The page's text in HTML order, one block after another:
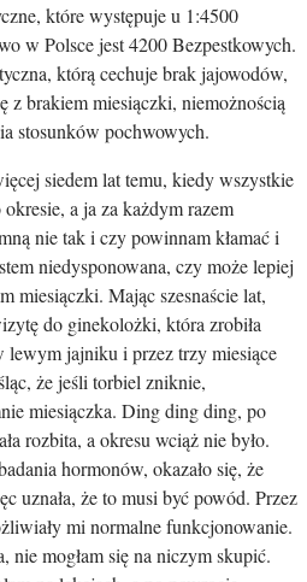
które występuje u 1:4500
w Polsce jest 4200 Bezpestkowych.
którą cechuje brak jajowodów,
z brakiem miesiączki, niemożnością
stosunków pochwowych.
siedem lat temu, kiedy wszystkie
a ja za każdym razem
nie tak i czy powinnam kłamać i
niedysponowana, czy może lepiej
miesiączki. Mając szesnaście lat,
do ginekolożki, która zrobiła
jajniku i przez trzy miesiące
że jeśli torbiel zniknie,
miesiączka. Ding ding ding, po
rozbita, a okresu wciąż nie było.
hormonów, okazało się, że
uznała, że to musi być powód. Przez
mi normalne funkcjonowanie.
nie mogłam się na niczym skupić.